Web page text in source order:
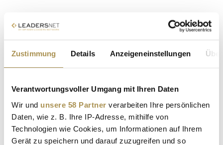
Zustimmung Details Anzeigeneinstellungen
Verantwortungsvoller Umgang mit Ihren Daten
Wir und unsere 58 Partner verarbeiten Ihre persönlichen
Daten, wie z. B. Ihre IP-Adresse, mithilfe von
Technologien wie Cookies, um Informationen auf Ihrem
Gerät zu speichern und darauf zuzugreifen und so